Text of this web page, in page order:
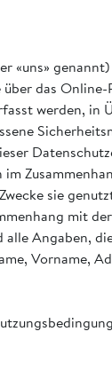
«uns»
das
werden, in
sie
mit
alle Angaben,
Vorname,